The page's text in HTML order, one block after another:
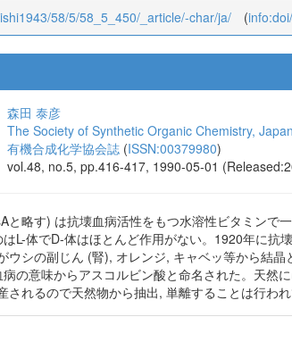
58/5/58_5_450/_article/-char/ja/
森田 泰彦
The Society of Synthetic Organic Chemistry, Japan
有機合成化学協会誌(ISSN:00379980)